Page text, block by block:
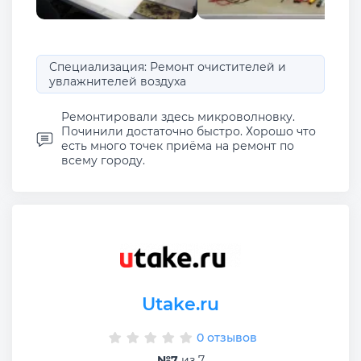
Специализация: Ремонт очистителей и
увлажнителей воздуха
Ремонтировали здесь микроволновку.
Починили достаточно быстро. Хорошо что
есть много точек приёма на ремонт по
всему городу.
Utake.ru
0 отзывов